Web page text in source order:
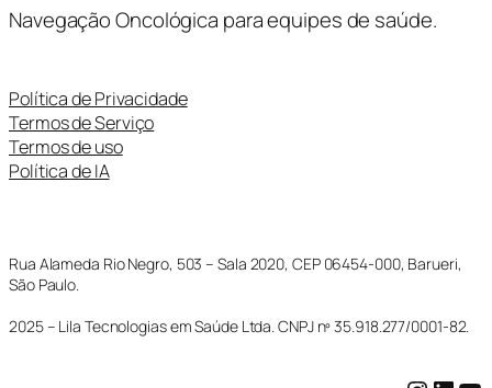
Navegação Oncológica para equipes de saúde.
Política de Privacidade
Termos de Serviço
Termos de uso
Política de IA
Rua Alameda Rio Negro, 503 – Sala 2020, CEP 06454-000, Barueri,
São Paulo.
2025 – Lila Tecnologias em Saúde Ltda. CNPJ nº 35.918.277/0001-82.